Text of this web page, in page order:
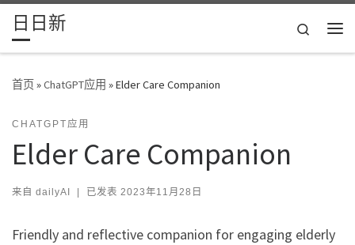
Skip to content
日日新
Search
首页»ChatGPT应用 »Elder Care Companion
CHATGPT应用
Elder Care Companion
来自 dailyAI | 已发表 2023年11月28日
Friendly and reflective companion for engaging elderly